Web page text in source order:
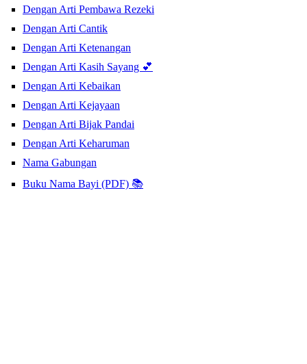
Dengan Arti Pembawa Rezeki
Dengan Arti Cantik
Dengan Arti Ketenangan
Dengan Arti Kasih Sayang 💕
Dengan Arti Kebaikan
Dengan Arti Kejayaan
Dengan Arti Bijak Pandai
Dengan Arti Keharuman
Nama Gabungan
Buku Nama Bayi (PDF) 📚